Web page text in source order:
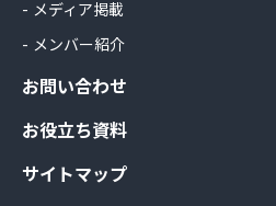
メディア掲載
メンバー紹介
お問い合わせ
お役立ち資料
サイトマップ